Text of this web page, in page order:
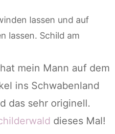
mein Mann auf dem
ins Schwabenland
das sehr originell.
dieses Mal!